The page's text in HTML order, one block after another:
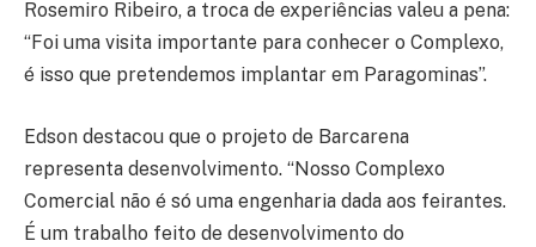
Rosemiro Ribeiro, a troca de experiências valeu a pena:
“Foi uma visita importante para conhecer o Complexo,
é isso que pretendemos implantar em Paragominas”.
Edson destacou que o projeto de Barcarena
representa desenvolvimento. “Nosso Complexo
Comercial não é só uma engenharia dada aos feirantes.
É um trabalho feito de desenvolvimento do